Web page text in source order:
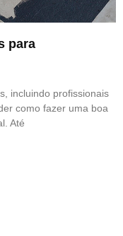
para
incluindo profissionais
como fazer uma boa
Até